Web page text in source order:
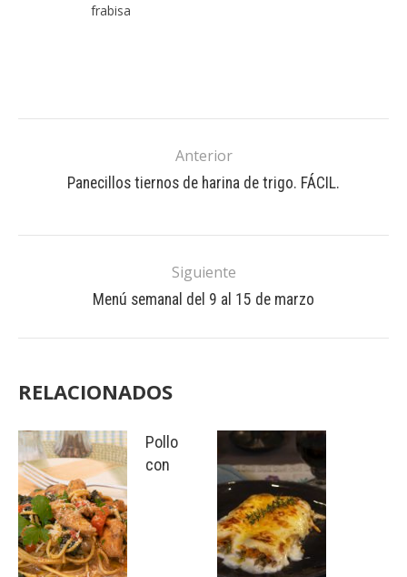
frabisa
Anterior
Panecillos tiernos de harina de trigo. FÁCIL.
Siguiente
Menú semanal del 9 al 15 de marzo
RELACIONADOS
Pollo
con